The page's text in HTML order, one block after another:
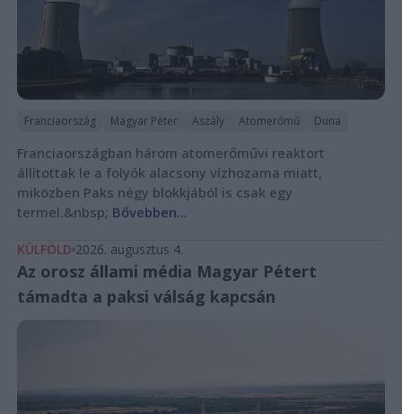
Franciaország Magyar Péter Aszály Atomerőmű Duna
Franciaországban három atomerőművi reaktort
állítottak le a folyók alacsony vízhozama miatt,
miközben Paks négy blokkjából is csak egy
termel.&nbsp; Bővebben...
KÜLFÖLD 2026. augusztus 4.
Az orosz állami média Magyar Pétert
támadta a paksi válság kapcsán